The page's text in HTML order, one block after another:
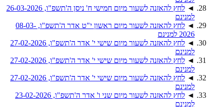
◄
לחץ להאזנה לשעור מיום חמישי ח' ניסן ה'תשפ"ו, 26-03-2026
למנינם
◄
לחץ להאזנה לשעור מיום ראשון י"ט אדר ה'תשפ"ו, 08-03-
2026 למנינם
◄
לחץ להאזנה לשעור מיום שישי י' אדר ה'תשפ"ו, 27-02-2026
למנינם
◄
לחץ להאזנה לשעור מיום שישי י' אדר ה'תשפ"ו, 27-02-2026
למנינם
◄
לחץ להאזנה לשעור מיום שישי י' אדר ה'תשפ"ו, 27-02-2026
למנינם
◄
לחץ להאזנה לשעור מיום שני ו' אדר ה'תשפ"ו, 23-02-2026
למנינם